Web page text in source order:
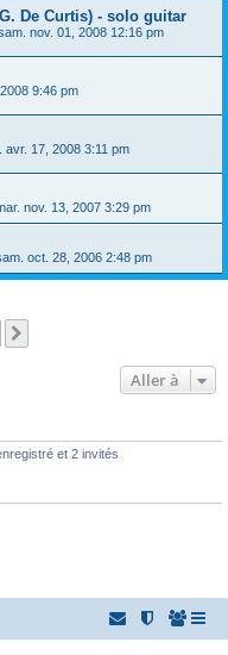
De Curtis) - solo guitar
nov. 01, 2008 12:16 pm
9:46 pm
avr. 17, 2008 3:11 pm
nov. 13, 2007 3:29 pm
oct. 28, 2006 2:48 pm
Aller à
et 2 invités